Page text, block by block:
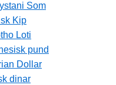
Som
Kip
Loti
pund
Dollar
dinar